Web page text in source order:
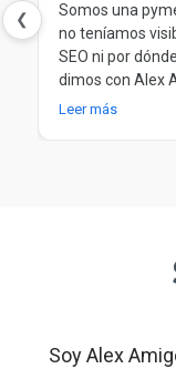
❮
Somos una
no teníamos
SEO ni por
dimos con Alex
Desde el
Leer más
Soy Alex